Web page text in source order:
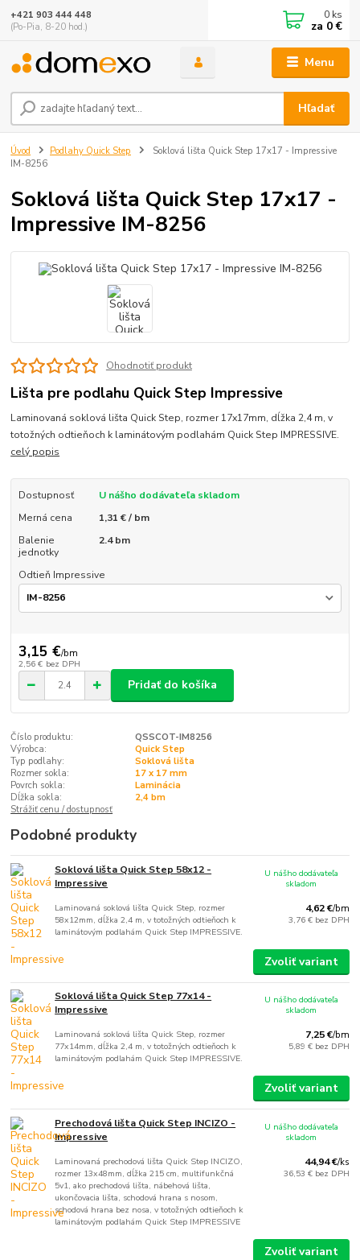
Menu
Hľadať
+421 903 444 448
(Po-Pia, 8-20 hod.)
0 ks
za 0 €
Úvod Podlahy Quick Step
Soklová lišta Quick Step 17x17 - Impressive
IM-8256
Soklová lišta Quick Step 17x17 -
Impressive IM-8256
Ohodnotiť produkt
Lišta pre podlahu Quick Step Impressive
Laminovaná soklová lišta Quick Step, rozmer 17x17mm, dĺžka 2,4 m, v
totožných odtieňoch k laminátovým podlahám Quick Step IMPRESSIVE.
celý popis
Dostupnosť
U nášho dodávateľa skladom
Merná cena
1,31 € / bm
Balenie
jednotky
2.4 bm
Odtieň Impressive
3,15 €/bm
2,56 € bez DPH
Pridať do košíka
Číslo produktu:
QSSCOT-IM8256
Výrobca:
Quick Step
Typ podlahy:
Soklová lišta
Rozmer sokla:
17 x 17 mm
Povrch sokla:
Laminácia
Dĺžka sokla:
2,4 bm
Strážiť cenu / dostupnosť
Podobné produkty
Soklová lišta Quick Step 58x12 -
Impressive
Laminovaná soklová lišta Quick Step, rozmer
58x12mm, dĺžka 2,4 m, v totožných odtieňoch k
laminátovým podlahám Quick Step IMPRESSIVE.
4,62 €/bm
3,76 € bez DPH
U nášho dodávateľa
skladom
Zvoliť variant
Soklová lišta Quick Step 77x14 -
Impressive
Laminovaná soklová lišta Quick Step, rozmer
77x14mm, dĺžka 2,4 m, v totožných odtieňoch k
laminátovým podlahám Quick Step IMPRESSIVE.
7,25 €/bm
5,89 € bez DPH
U nášho dodávateľa
skladom
Zvoliť variant
Prechodová lišta Quick Step INCIZO -
Impressive
Laminovaná prechodová lišta Quick Step INCIZO,
rozmer 13x48mm, dĺžka 215 cm, multifunkčná
5v1, ako prechodová lišta, nábehová lišta,
ukončovacia lišta, schodová hrana s nosom,
schodová hrana bez nosa, v totožných odtieňoch k
laminátovým podlahám Quick Step IMPRESSIVE
44,94 €/ks
36,53 € bez DPH
U nášho dodávateľa
skladom
Zvoliť variant